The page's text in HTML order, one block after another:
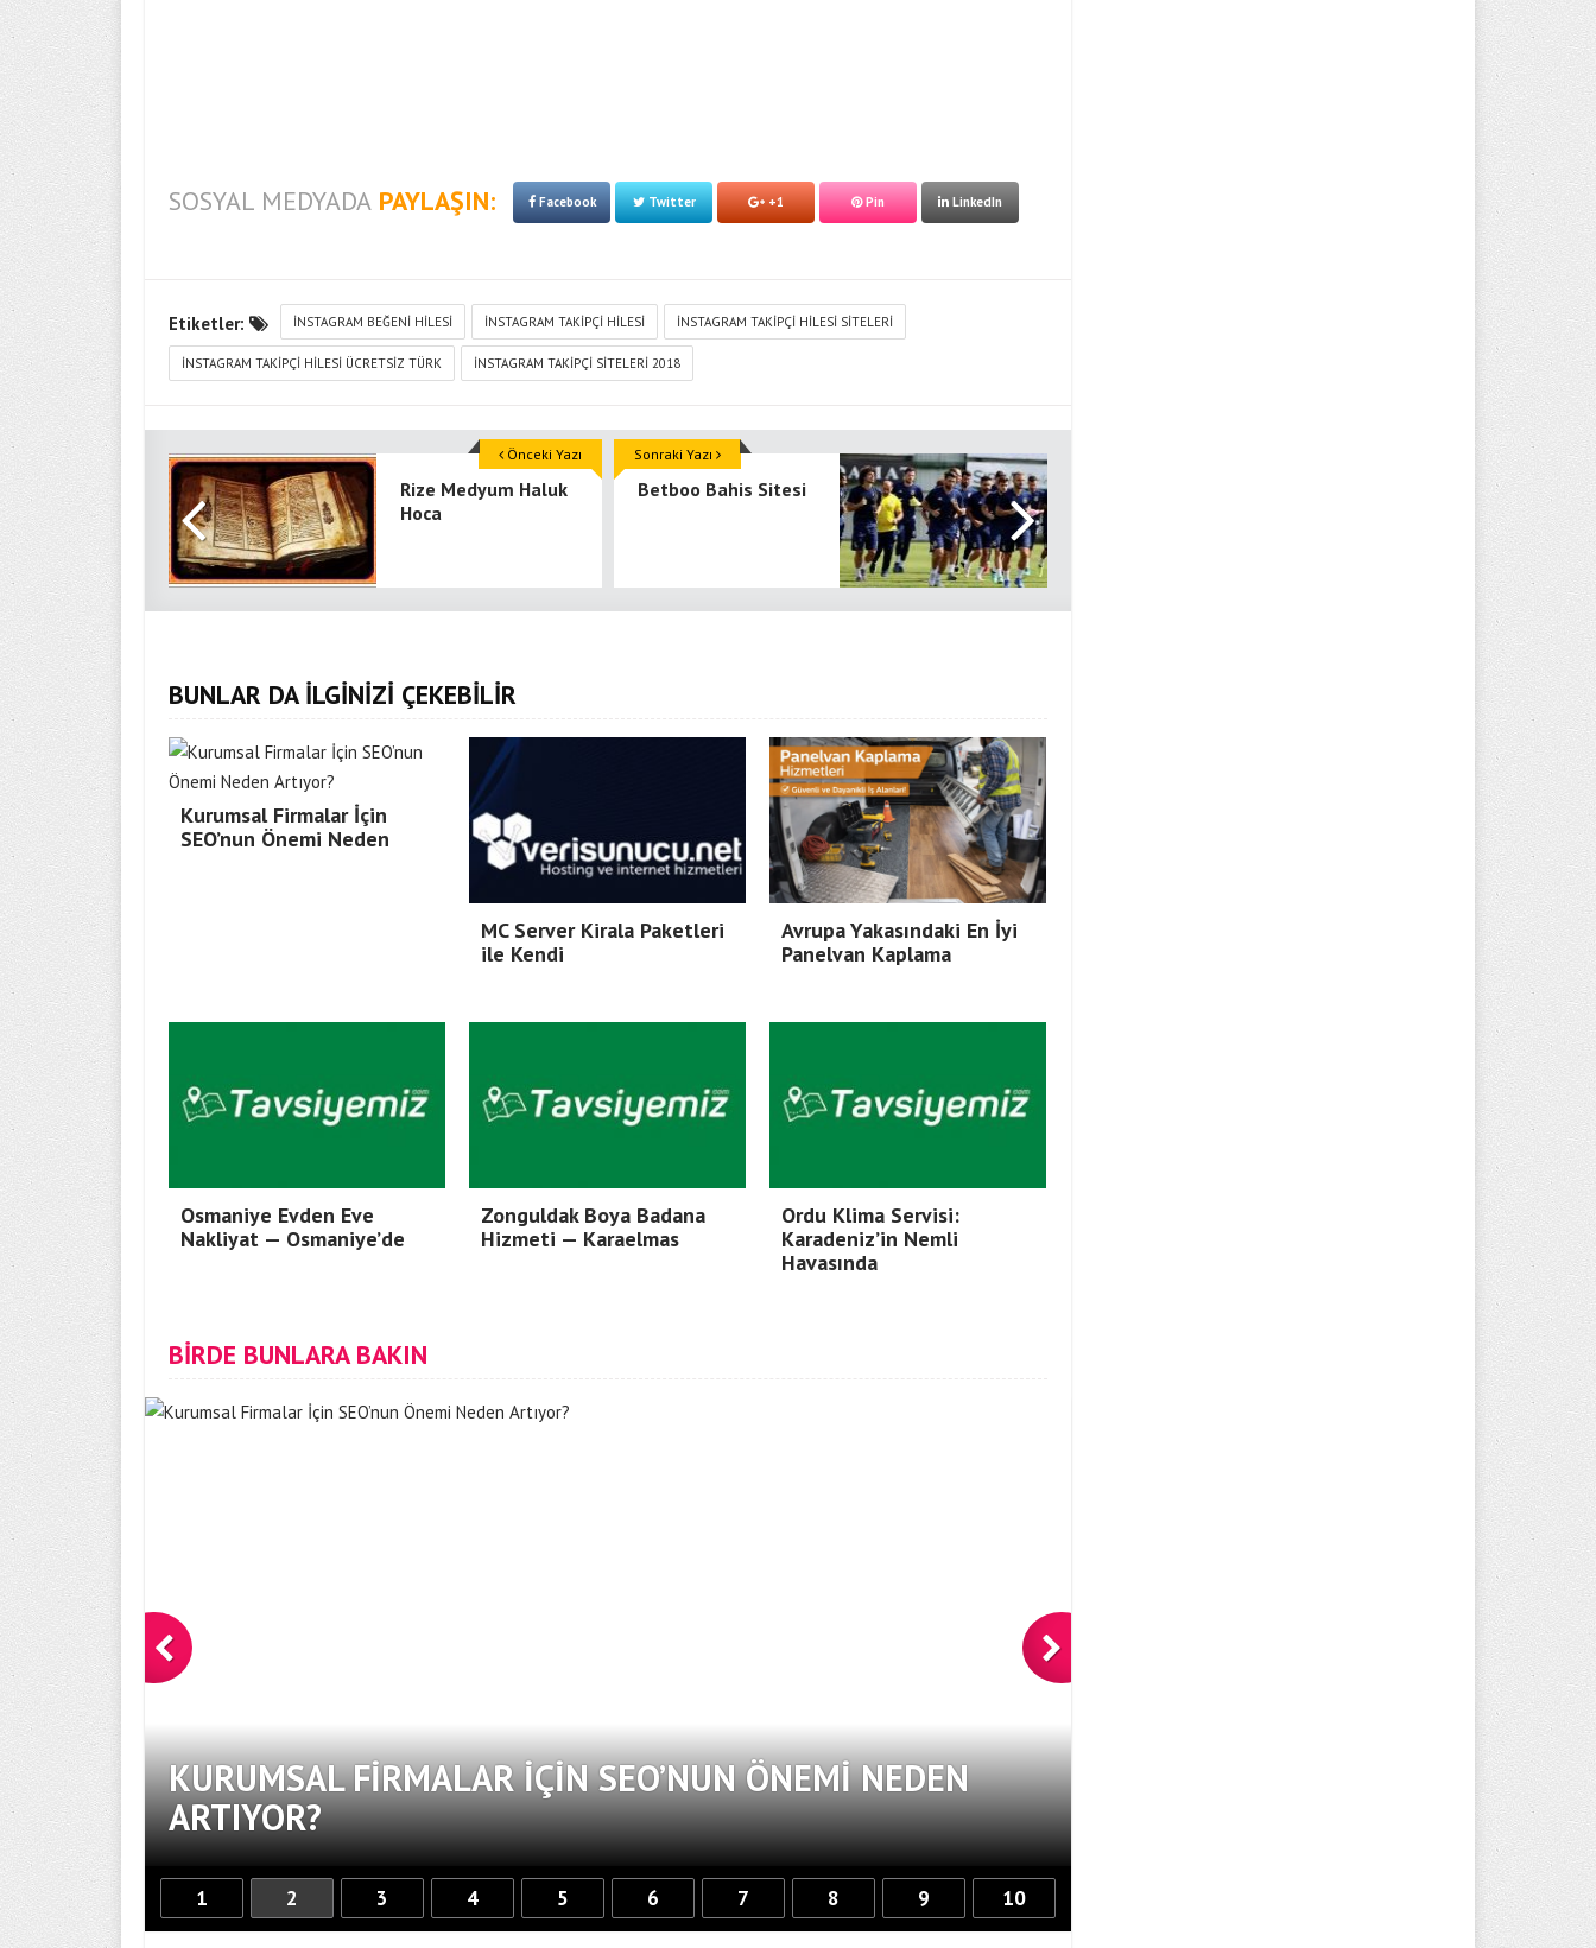
SOSYAL MEDYADA PAYLAŞIN: Facebook Twitter +1 Pin LinkedIn
Etiketler: INSTAGRAM BEĞENI HILESI INSTAGRAM TAKIPÇI HILESI INSTAGRAM TAKIPÇI HILESI SITELERI
INSTAGRAM TAKIPÇI HILESI ÜCRETSIZ TÜRK INSTAGRAM TAKIPÇI SITELERI 2018
Rize Medyum Haluk
Hoca
Önceki Yazı
Betboo Bahis Sitesi
Sonraki Yazı
BUNLAR DA İLGİNİZİ ÇEKEBİLİR
Kurumsal Firmalar İçin
SEO’nun Önemi Neden
MC Server Kirala Paketleri
ile Kendi
Avrupa Yakasındaki En İyi
Panelvan Kaplama
Osmaniye Evden Eve
Nakliyat — Osmaniye’de
Zonguldak Boya Badana
Hizmeti — Karaelmas
Ordu Klima Servisi:
Karadeniz’in Nemli
Havasında
BİRDE BUNLARA BAKIN
KURUMSAL FIRMALAR İÇIN SEO’NUN ÖNEMI NEDEN
ARTIYOR?
MC SERVER KIRALA
1 2 3 4 5 6 7 8 9 10